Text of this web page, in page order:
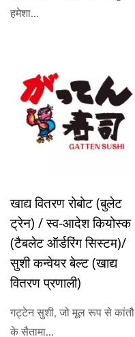
हमेशा...
खाद्य वितरण रोबोट (बुलेट
ट्रेन) / स्व-आदेश कियोस्क
(टैबलेट ऑर्डरिंग सिस्टम)/
सुशी कन्वेयर बेल्ट (खाद्य
वितरण प्रणाली)
गट्टेन सुशी, जो मूल रूप से कांतौ
के सैतामा...